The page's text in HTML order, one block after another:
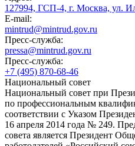
127994, ГСП-4, г. Москва, ул.
E-mail:
mintrud@mintrud.gov.ru
Пресс-служба:
pressa@mintrud.gov.ru
Пресс-служба:
+7 (495) 870-68-46
Национальный совет
Национальный совет при
по профессиональным
соответствии с Указом
16 апреля 2014 года № 249.
совета является Президент